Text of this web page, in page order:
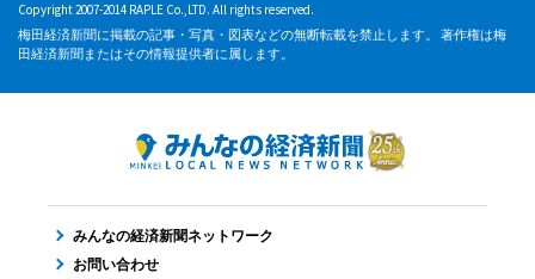
Copyright 2007-2014 RAPLE Co.,LTD. All rights reserved.
梅田経済新聞に掲載の記事・写真・図表などの無断転載を禁止します。 著作権は梅
田経済新聞またはその情報提供者に属します。
みんなの経済新聞ネットワーク
お問い合わせ